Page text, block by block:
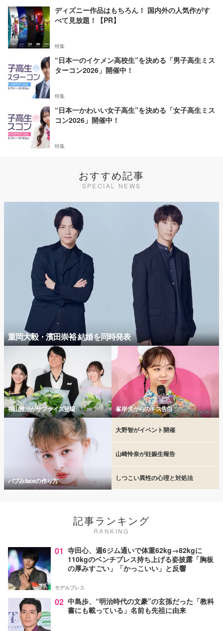
ディズニー作品はもちろん！ 国内外の人気作がす
べて見放題！【PR】
特集
“日本一のイケメン高校生”を決める「男子高生ミス
ターコン2026」開催中！
特集
“日本一かわいい女子高生”を決める「女子高生ミス
コン2026」開催中！
特集
おすすめ記事
SPECIAL NEWS
重岡大毅・濱田崇裕 結婚を同時発表
福山雅治がサプライズ登場 峯岸 夫からのキス告白
バブみfaceの作り方
大野智がイベント開催
山崎怜奈が妊娠生報告
しつこい異性の心理と対処法
記事ランキング
RANKING
01 寺田心、週6ジム通いで体重62kg→82kgに
110kgのベンチプレス持ち上げる姿披露「胸板
の厚みすごい」「かっこいい」と反響
モデルプレス
02 中島歩、“明治時代の文豪”の玄孫だった「教科
書にも載っている」名前も先祖に由来